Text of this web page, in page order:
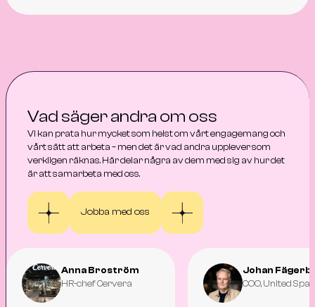
Vad säger andra om oss
Vi kan prata hur mycket som helst om vårt engagemang och
vårt sätt att arbeta – men det är vad andra upplever som
verkligen räknas. Här delar några av dem med sig av hur det
är att samarbeta med oss.
Jobba med oss
Anna Broström
HR-chef Cervera
Johan
COO, United